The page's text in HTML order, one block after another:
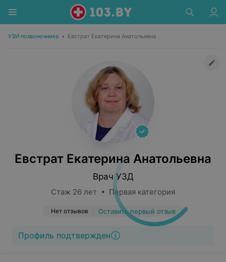
УЗИ позвоночника • Евстрат Екатерина Анатольевна
Евстрат Екатерина Анатольевна
Врач УЗД
Стаж 26 лет • Первая категория
Нет отзывов Оставить первый отзыв
Профиль подтвержден